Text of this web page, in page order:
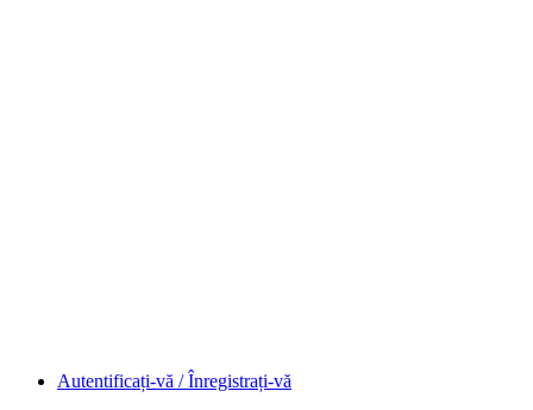
Autentificați-vă / Înregistrați-vă